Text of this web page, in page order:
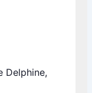
Delphine,